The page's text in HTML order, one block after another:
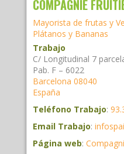
COMPAGNIE
Mayorista de frutas y
Plátanos y Bananas
Trabajo
C/ Longitudinal 7
Pab. F – 6022
Barcelona 08040
España
Teléfono Trabajo:
Email Trabajo:
Página web: